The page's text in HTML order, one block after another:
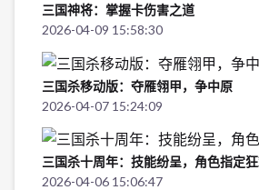
三国神将：掌握卡伤害之道
2026-04-09 15:58:30
三国杀移动版：夺雁翎甲，争中原
2026-04-07 15:24:09
三国杀十周年：技能纷呈，角色指定
2026-04-06 15:06:47